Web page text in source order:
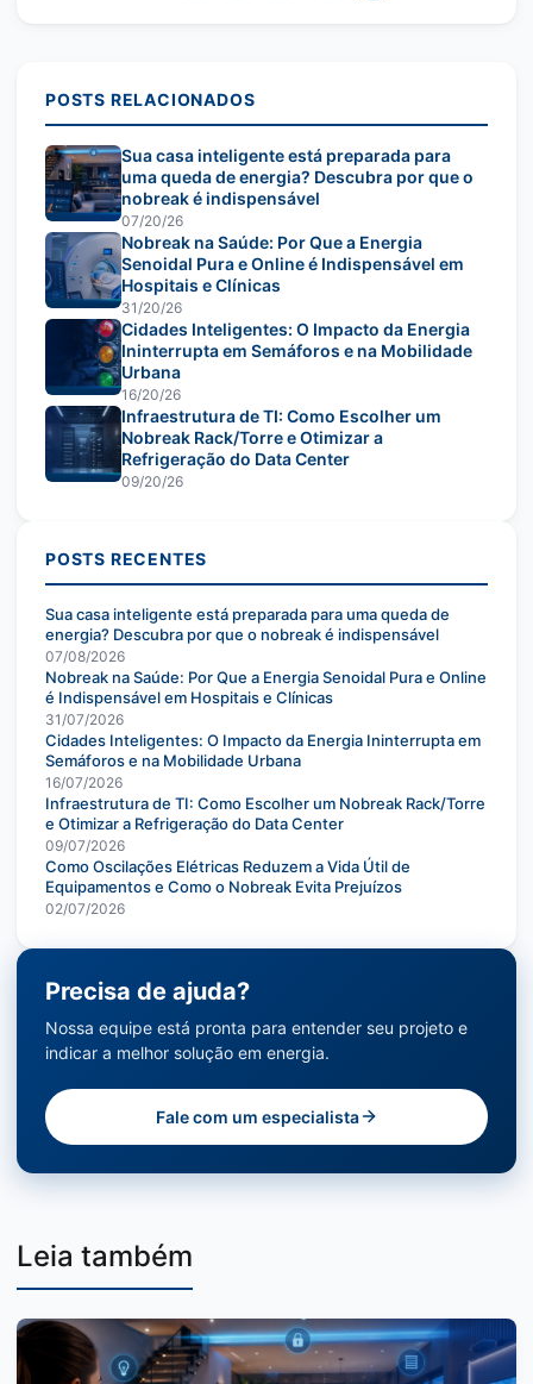
POSTS RELACIONADOS
Sua casa inteligente está preparada para
uma queda de energia? Descubra por que o
nobreak é indispensável
07/20/26
Nobreak na Saúde: Por Que a Energia
Senoidal Pura e Online é Indispensável em
Hospitais e Clínicas
31/20/26
Cidades Inteligentes: O Impacto da Energia
Ininterrupta em Semáforos e na Mobilidade
Urbana
16/20/26
Infraestrutura de TI: Como Escolher um
Nobreak Rack/Torre e Otimizar a
Refrigeração do Data Center
09/20/26
POSTS RECENTES
Sua casa inteligente está preparada para uma queda de
energia? Descubra por que o nobreak é indispensável
07/08/2026
Nobreak na Saúde: Por Que a Energia Senoidal Pura e Online
é Indispensável em Hospitais e Clínicas
31/07/2026
Cidades Inteligentes: O Impacto da Energia Ininterrupta em
Semáforos e na Mobilidade Urbana
16/07/2026
Infraestrutura de TI: Como Escolher um Nobreak Rack/Torre
e Otimizar a Refrigeração do Data Center
09/07/2026
Como Oscilações Elétricas Reduzem a Vida Útil de
Equipamentos e Como o Nobreak Evita Prejuízos
02/07/2026
Precisa de ajuda?
Nossa equipe está pronta para entender seu projeto e
indicar a melhor solução em energia.
Fale com um especialista
Leia também